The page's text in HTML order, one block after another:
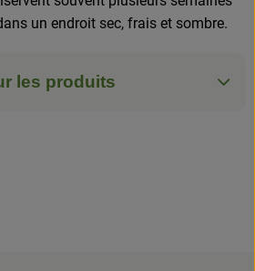
un endroit sec, frais et sombre.
les produits